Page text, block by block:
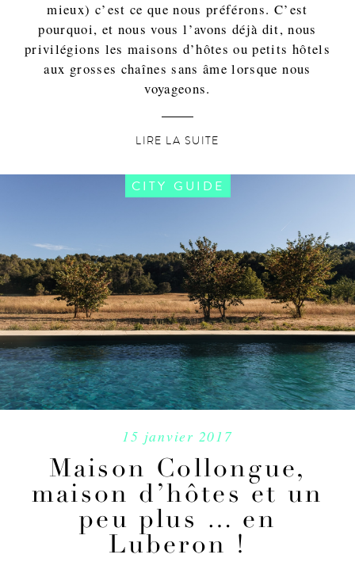
mieux) c’est ce que nous préférons. C’est
pourquoi, et nous vous l’avons déjà dit, nous
privilégions les maisons d’hôtes ou petits hôtels
aux grosses chaînes sans âme lorsque nous
voyageons.
LIRE LA SUITE
CITY GUIDE
15 janvier 2017
Maison Collongue,
maison d’hôtes et un
peu plus … en
Luberon !